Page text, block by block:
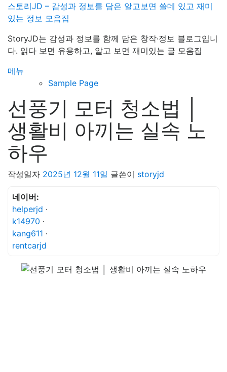
스토리JD – 감성과 정보를 담은 알고보면 쓸데 있고 재미
있는 정보 모음집
StoryJD는 감성과 정보를 함께 담은 창작·정보 블로그입니
다. 읽다 보면 유용하고, 알고 보면 재미있는 글 모음집
메뉴
Sample Page
선풍기 모터 청소법 │
생활비 아끼는 실속 노
하우
작성일자 2025년 12월 11일 글쓴이 storyjd
네이버:
helperjd ·
k14970 ·
kang611 ·
rentcarjd